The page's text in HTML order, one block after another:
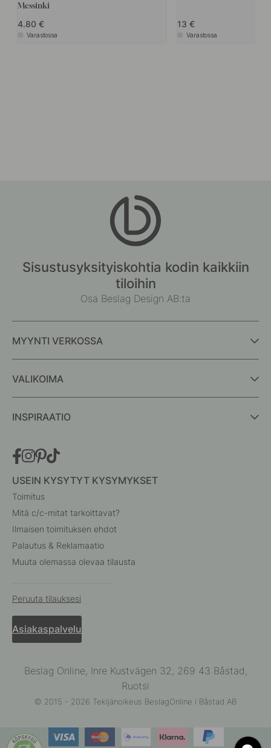
Messinki
4.80
Varastossa
13
Varastossa
Sisustusyksityiskohtia kodin kaikkiin
tiloihin
Osa Beslag Design AB:ta
MYYNTI VERKOSSA
VALIKOIMA
INSPIRAATIO
USEIN KYSYTYT KYSYMYKSET
Toimitus
Mitä c/c-mitat tarkoittavat?
Ilmaisen toimituksen ehdot
Palautus & Reklamaatio
Muuta olemassa olevaa tilausta
Peruuta tilauksesi
Asiakaspalvelu
Beslag Online, Inre Kustvägen 32, 269 43 Båstad,
Ruotsi
© 2015 - 2026 Tekijänoikeus BeslagOnline i Båstad AB